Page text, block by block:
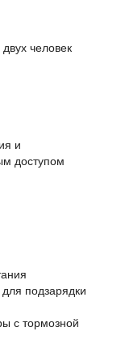
человек
и
доступом
подзарядки
с тормозной